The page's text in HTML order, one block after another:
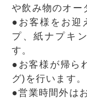
や飲み物のオー
●お客様をお迎
プ、紙ナプキ
す。
●お客様が帰ら
グ)を行います。
●営業時間外は